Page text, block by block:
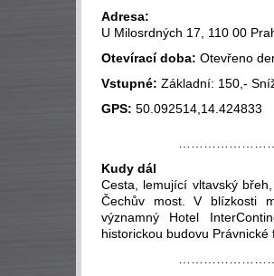
Adresa:
U Milosrdných 17, 110 00
Otevírací doba: Otevřeno
Vstupné: Základní: 150,-
GPS: 50.092514,14.424833
Kudy dál
Cesta, lemující vltavský
Čechův most. V blízkosti
významný Hotel
historickou budovu Právnické